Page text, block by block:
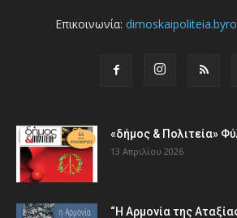
Επικοινωνία:
«δήμος & Πολιτεία»
13 Απριλίου 2026
“Η Αρμονία της